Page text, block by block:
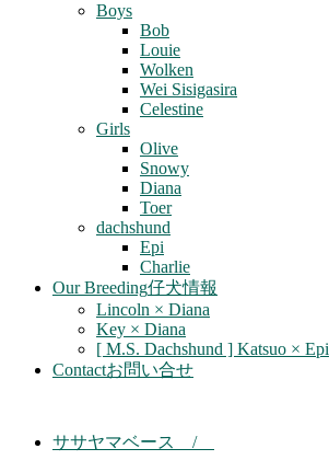
Boys
Bob
Louie
Wolken
Wei Sisigasira
Celestine
Girls
Olive
Snowy
Diana
Toer
dachshund
Epi
Charlie
Our Breeding仔犬情報
Lincoln × Diana
Key × Diana
[ M.S. Dachshund ] Katsuo × Epi
Contactお問い合せ
ササヤマベース /